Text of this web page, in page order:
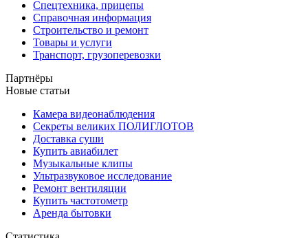
Спецтехника, прицепы
Справочная информация
Строительство и ремонт
Товары и услуги
Транспорт, грузоперевозки
Партнёры
Новые статьи
Камера видеонаблюдения
Секреты великих ПОЛИГЛОТОВ
Доставка суши
Купить авиабилет
Музыкальные клипы
Ультразвуковое исследование
Ремонт вентиляции
Купить частотометр
Аренда бытовки